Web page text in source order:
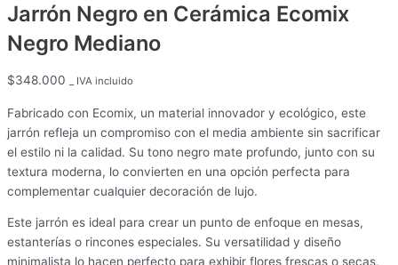
Jarrón Negro en Cerámica Ecomix
Negro Mediano
$348.000 _ IVA incluido
Fabricado con Ecomix, un material innovador y ecológico, este
jarrón refleja un compromiso con el media ambiente sin sacrificar
el estilo ni la calidad. Su tono negro mate profundo, junto con su
textura moderna, lo convierten en una opción perfecta para
complementar cualquier decoración de lujo.
Este jarrón es ideal para crear un punto de enfoque en mesas,
estanterías o rincones especiales. Su versatilidad y diseño
minimalista lo hacen perfecto para exhibir flores frescas o secas,